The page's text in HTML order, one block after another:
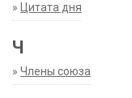
» Цитата дня
Ч
» Члены союза